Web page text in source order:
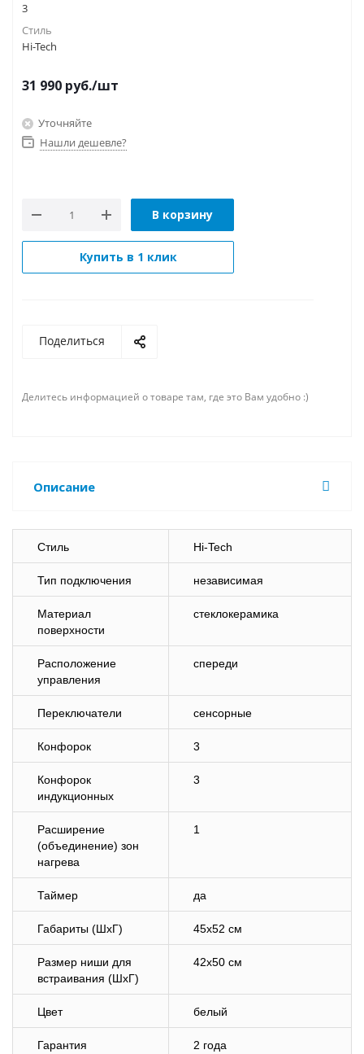
3
Стиль
Hi-Tech
31 990 руб./шт
Уточняйте
Нашли дешевле?
В корзину
Купить в 1 клик
Поделиться
Делитесь информацией о товаре там, где это Вам удобно :)
Описание
Стиль Hi-Tech
Тип подключения независимая
Материал
поверхности
стеклокерамика
Расположение
управления
спереди
Переключатели сенсорные
Конфорок 3
Конфорок
индукционных
3
Расширение
(объединение) зон
нагрева
1
Таймер да
Габариты (ШхГ) 45х52 см
Размер ниши для
встраивания (ШхГ)
42х50 см
Цвет белый
Гарантия 2 года